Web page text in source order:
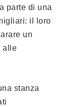
parte di una
il loro
un
alle
stanza